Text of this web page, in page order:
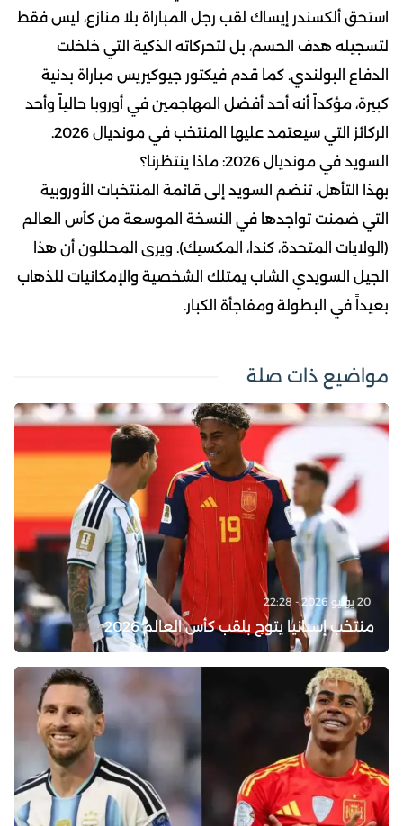
استحق ألكسندر إيساك لقب رجل المباراة بلا منازع، ليس فقط
لتسجيله هدف الحسم، بل لتحركاته الذكية التي خلخلت
الدفاع البولندي. كما قدم فيكتور جيوكيريس مباراة بدنية
كبيرة، مؤكداً أنه أحد أفضل المهاجمين في أوروبا حالياً وأحد
الركائز التي سيعتمد عليها المنتخب في مونديال 2026.
السويد في مونديال 2026: ماذا ينتظرنا؟
بهذا التأهل، تنضم السويد إلى قائمة المنتخبات الأوروبية
التي ضمنت تواجدها في النسخة الموسعة من كأس العالم
(الولايات المتحدة، كندا، المكسيك). ويرى المحللون أن هذا
الجيل السويدي الشاب يمتلك الشخصية والإمكانيات للذهاب
بعيداً في البطولة ومفاجأة الكبار.
مواضيع ذات صلة
20 يوليو 2026 - 22:28
منتخب إسبانيا يتوج بلقب كأس العالم 2026